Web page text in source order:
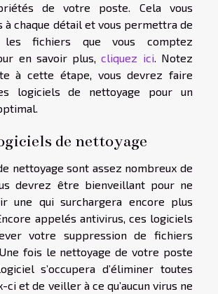
de votre poste. Cela vous
à chaque détail et vous permettra de
les fichiers que vous comptez
en savoir plus,cliquez ici. Notez
à cette étape, vous devrez faire
logiciels de nettoyage pour un
de nettoyage
nettoyage sont assez nombreux de
devrez être bienveillant pour ne
une qui surchargera encore plus
appelés antivirus, ces logiciels
votre suppression de fichiers
fois le nettoyage de votre poste
s’occupera d’éliminer toutes
ci et de veiller à ce qu’aucun virus ne